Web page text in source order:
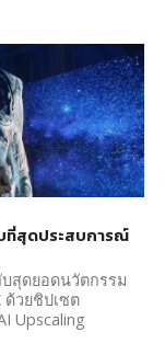
ที่สุดประสบการณ์
บสุดยอดนวัตกรรม
ด้วยชิปเซต
Upscaling